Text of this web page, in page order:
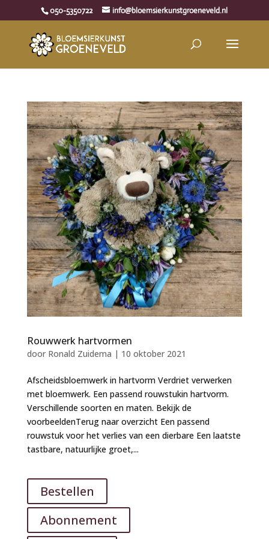
050-5350722 info@bloemsierkunstgroeneveld.nl
Rouwwerk hartvormen
door Ronald Zuidema | 10 oktober 2021
Afscheidsbloemwerk in hartvorm Verdriet verwerken
met bloemwerk. Een passend rouwstukin hartvorm.
Verschillende soorten en maten. Bekijk de
voorbeeldenTerug naar overzicht Een passend
rouwstuk voor het verlies van een dierbare Een laatste
tastbare, natuurlijke groet,...
Bestellen
Abonnement